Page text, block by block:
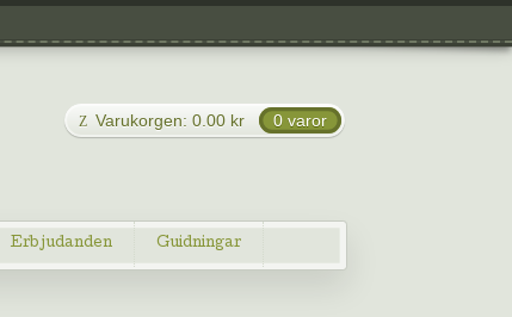
Varukorgen: 0.00 kr 0 varor
Erbjudanden Guidningar